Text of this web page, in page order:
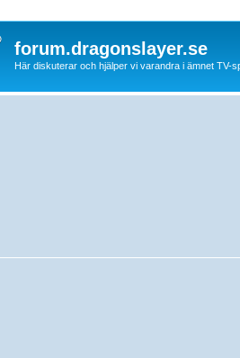
forum.dragonslayer.se
Här diskuterar och hjälper vi varandra i ämnet TV-